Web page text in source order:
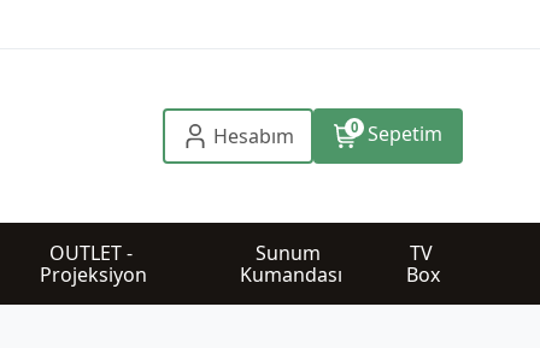
Hesabım 0 Sepetim
OUTLET -
Projeksiyon
Sunum
Kumandası
TV
Box